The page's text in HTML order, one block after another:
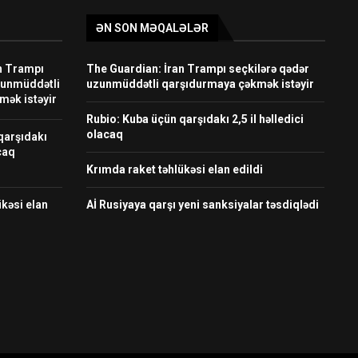
Trampı
istəyir
elan
ƏN SON MƏQALƏLƏR
The Guardian: İran Trampı seçkilərə qədər
uzunmüddətli qarşıdurmaya çəkmək istəyir
Rubio: Kuba üçün qarşıdakı 2,5 il həlledici
olacaq
Krımda raket təhlükəsi elan edildi
Aİ Rusiyaya qarşı yeni sanksiyalar təsdiqlədi